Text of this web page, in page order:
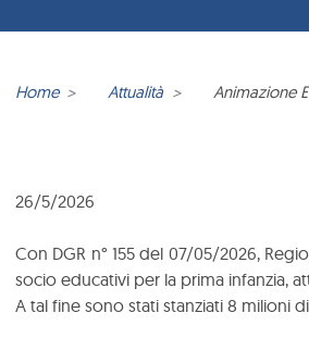
Home Attualità Animazione
26/5/2026
Con DGR n° 155 del 07/05/2026,
socio educativi per la prima infanzia,
A tal fine sono stati stanziati 8 milioni